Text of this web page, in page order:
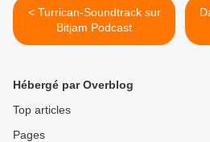
< Turrican-Soundtrack sur
Bitjam Podcast
Hébergé par Overblog
Top articles
Pages